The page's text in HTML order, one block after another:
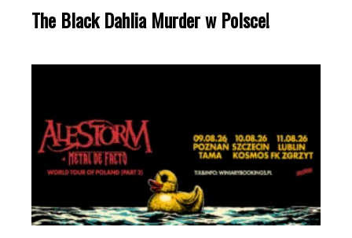
The Black Dahlia Murder w Polsce!